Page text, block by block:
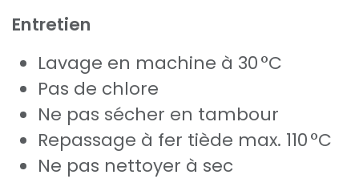
Entretien
Lavage en machine à 30 °C
Pas de chlore
Ne pas sécher en tambour
Repassage à fer tiède max. 110 °C
Ne pas nettoyer à sec